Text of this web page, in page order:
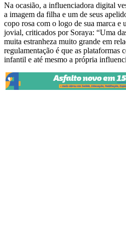
Na ocasião, a influenciadora digital
a imagem da filha e um de seus
copo rosa com o logo de sua marca e
jovial, criticados por Soraya: “Uma
muita estranheza muito grande em
regulamentação é que as plataformas
infantil e até mesmo a própria